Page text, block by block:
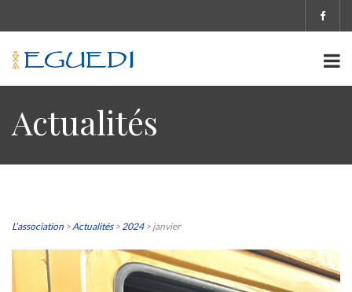
Actualités
L’association > Actualités> 2024> janvier